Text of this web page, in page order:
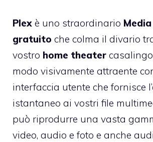
Plex è uno straordinario
gratuito che colma il divario
vostro home theater
modo visivamente attraente
interfaccia utente che fornisce
istantaneo ai vostri file
può riprodurre una vasta
video, audio e foto e anche